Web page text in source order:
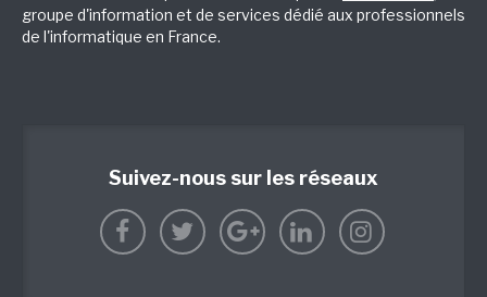
groupe d'information et de services dédié aux professionnels
de l'informatique en France.
Suivez-nous sur les réseaux